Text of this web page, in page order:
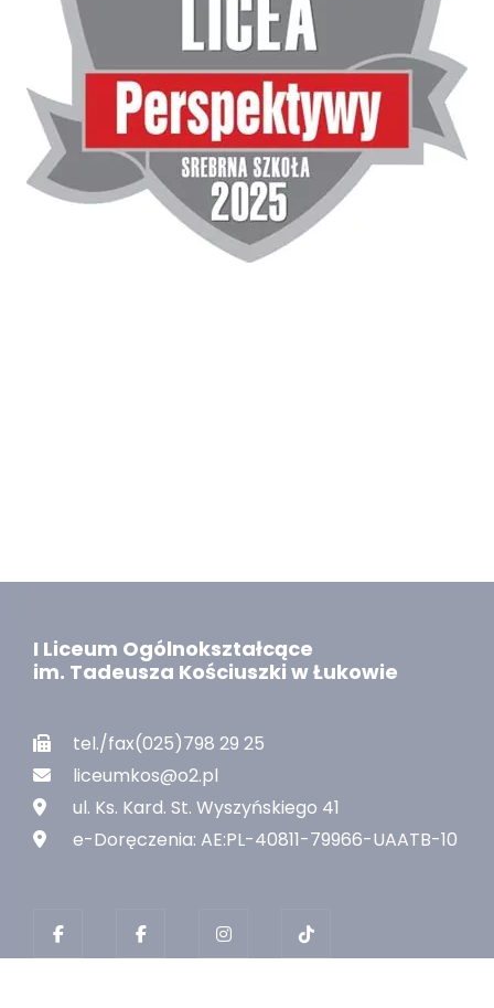
I Liceum Ogólnokształcące
im. Tadeusza Kościuszki w Łukowie
tel./fax(025)798 29 25
liceumkos@o2.pl
ul. Ks. Kard. St. Wyszyńskiego 41
e-Doręczenia: AE:PL-40811-79966-UAATB-10